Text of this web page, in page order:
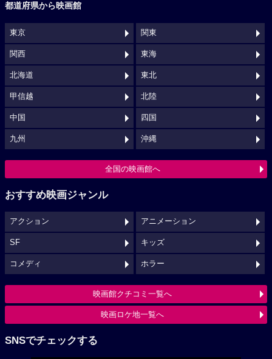
都道府県から映画館
東京 関東
関西 東海
北海道 東北
甲信越 北陸
中国 四国
九州 沖縄
全国の映画館へ
おすすめ映画ジャンル
アクション アニメーション
SF キッズ
コメディ ホラー
映画館クチコミ一覧へ
映画ロケ地一覧へ
SNSでチェックする